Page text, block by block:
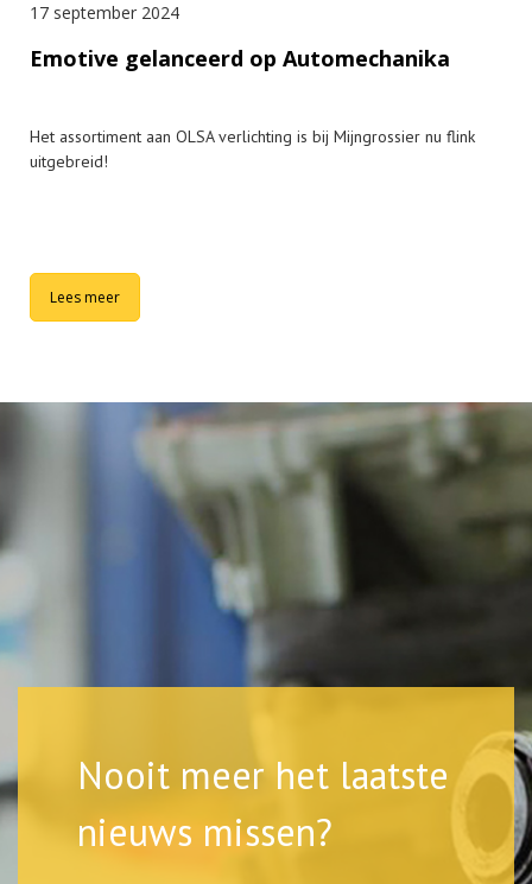
17 september 2024
Emotive gelanceerd op Automechanika
Het assortiment aan OLSA verlichting is bij Mijngrossier nu flink
uitgebreid!
Lees meer
Nooit meer het laatste
nieuws missen?